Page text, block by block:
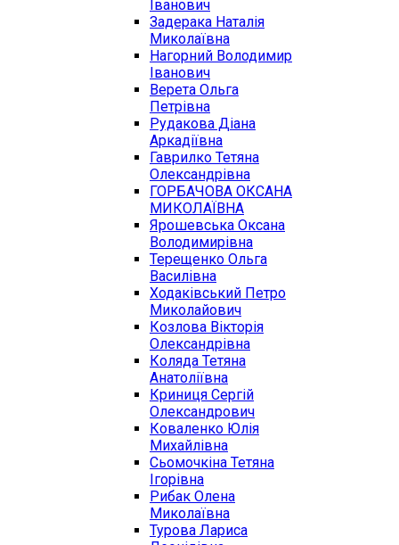
Іванович
Задерака Наталія
Миколаївна
Нагорний Володимир
Іванович
Верета Ольга
Петрівна
Рудакова Діана
Аркадіївна
Гаврилко Тетяна
Олександрівна
ГОРБАЧОВА ОКСАНА
МИКОЛАЇВНА
Ярошевська Оксана
Володимирівна
Терещенко Ольга
Василівна
Ходаківський Петро
Миколайович
Козлова Вікторія
Олександрівна
Коляда Тетяна
Анатоліївна
Криниця Сергій
Олександрович
Коваленко Юлія
Михайлівна
Сьомочкіна Тетяна
Ігорівна
Рибак Олена
Миколаївна
Турова Лариса